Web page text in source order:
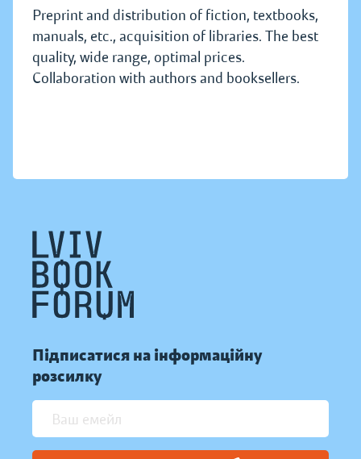
Preprint and distribution of fiction, textbooks,
manuals, etc., acquisition of libraries. The best
quality, wide range, optimal prices.
Collaboration with authors and booksellers.
Підписатися на інформаційну
розсилку